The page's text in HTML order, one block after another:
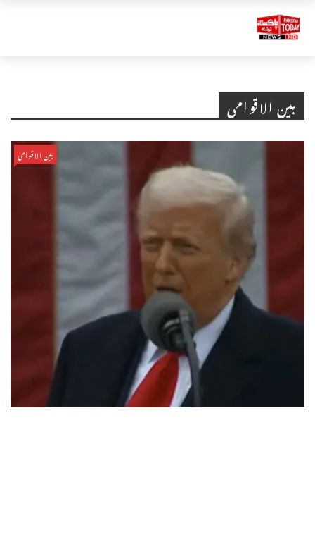
بین الاقوامی
بین الاقوامی